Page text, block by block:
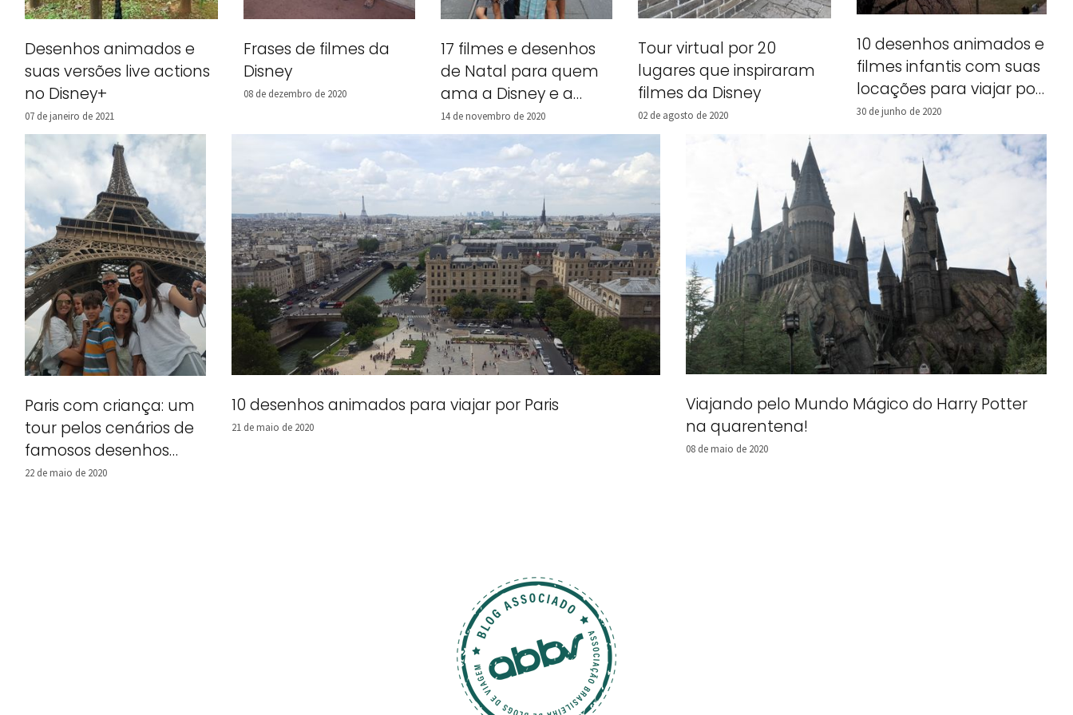
Desenhos animados e
suas versões live actions
no Disney+
07 de janeiro de 2021
Frases de filmes da
Disney
08 de dezembro de 2020
17 filmes e desenhos
de Natal para quem
ama a Disney e a
Universal
14 de novembro de 2020
Tour virtual por 20
lugares que inspiraram
filmes da Disney
02 de agosto de 2020
10 desenhos animados e
filmes infantis com suas
locações para viajar por
Nova York!
30 de junho de 2020
Paris com criança: um
tour pelos cenários de
famosos desenhos
animados
22 de maio de 2020
10 desenhos animados para viajar por Paris
21 de maio de 2020
Viajando pelo Mundo Mágico do Harry Potter
na quarentena!
08 de maio de 2020